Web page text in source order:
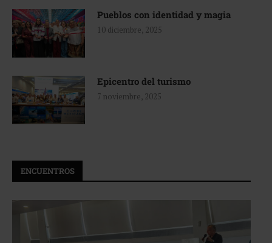
Pueblos con identidad y magia
10 diciembre, 2025
Epicentro del turismo
7 noviembre, 2025
ENCUENTROS